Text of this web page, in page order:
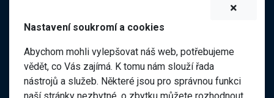
IČO:47998121
Elektronická podatelna
ID datové schránky:
Nastavení soukromí a cookies
Abychom mohli vylepšovat náš web, potřebujeme
vědět, co Vás zajímá. K tomu nám slouží řada
nástrojů a služeb. Některé jsou pro správnou funkci